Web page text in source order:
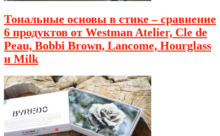
Тональные основы в стике – сравнение
6 продуктов от Westman Atelier, Cle de
Peau, Bobbi Brown, Lancome, Hourglass
и Milk